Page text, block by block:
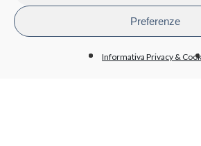
Preferenze
Informativa Privacy &
Bandi di gara e contratti
Bilanci